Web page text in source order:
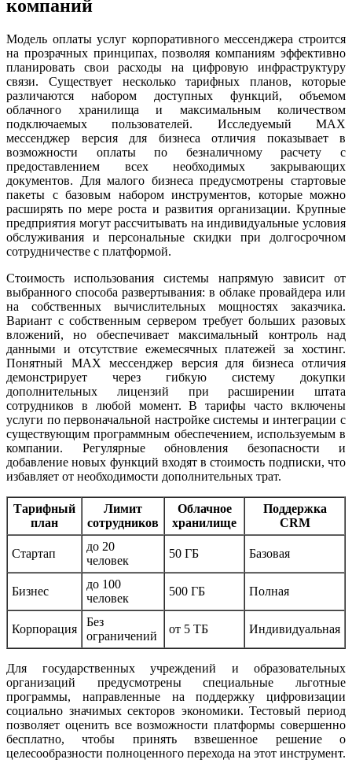
компаний
Модель оплаты услуг корпоративного мессенджера строится
на прозрачных принципах, позволяя компаниям эффективно
планировать свои расходы на цифровую инфраструктуру
связи. Существует несколько тарифных планов, которые
различаются набором доступных функций, объемом
облачного хранилища и максимальным количеством
подключаемых пользователей. Исследуемый MAX
мессенджер версия для бизнеса отличия показывает в
возможности оплаты по безналичному расчету с
предоставлением всех необходимых закрывающих
документов. Для малого бизнеса предусмотрены стартовые
пакеты с базовым набором инструментов, которые можно
расширять по мере роста и развития организации. Крупные
предприятия могут рассчитывать на индивидуальные условия
обслуживания и персональные скидки при долгосрочном
сотрудничестве с платформой.
Стоимость использования системы напрямую зависит от
выбранного способа развертывания: в облаке провайдера или
на собственных вычислительных мощностях заказчика.
Вариант с собственным сервером требует больших разовых
вложений, но обеспечивает максимальный контроль над
данными и отсутствие ежемесячных платежей за хостинг.
Понятный MAX мессенджер версия для бизнеса отличия
демонстрирует через гибкую систему докупки
дополнительных лицензий при расширении штата
сотрудников в любой момент. В тарифы часто включены
услуги по первоначальной настройке системы и интеграции с
существующим программным обеспечением, используемым в
компании. Регулярные обновления безопасности и
добавление новых функций входят в стоимость подписки, что
избавляет от необходимости дополнительных трат.
Тарифный
план
Лимит
сотрудников
Облачное
хранилище
Поддержка
CRM
Стартап
до 20
человек
50 ГБ Базовая
Бизнес
до 100
человек
500 ГБ Полная
Корпорация
Без
ограничений
от 5 ТБ Индивидуальная
Для государственных учреждений и образовательных
организаций предусмотрены специальные льготные
программы, направленные на поддержку цифровизации
социально значимых секторов экономики. Тестовый период
позволяет оценить все возможности платформы совершенно
бесплатно, чтобы принять взвешенное решение о
целесообразности полноценного перехода на этот инструмент.